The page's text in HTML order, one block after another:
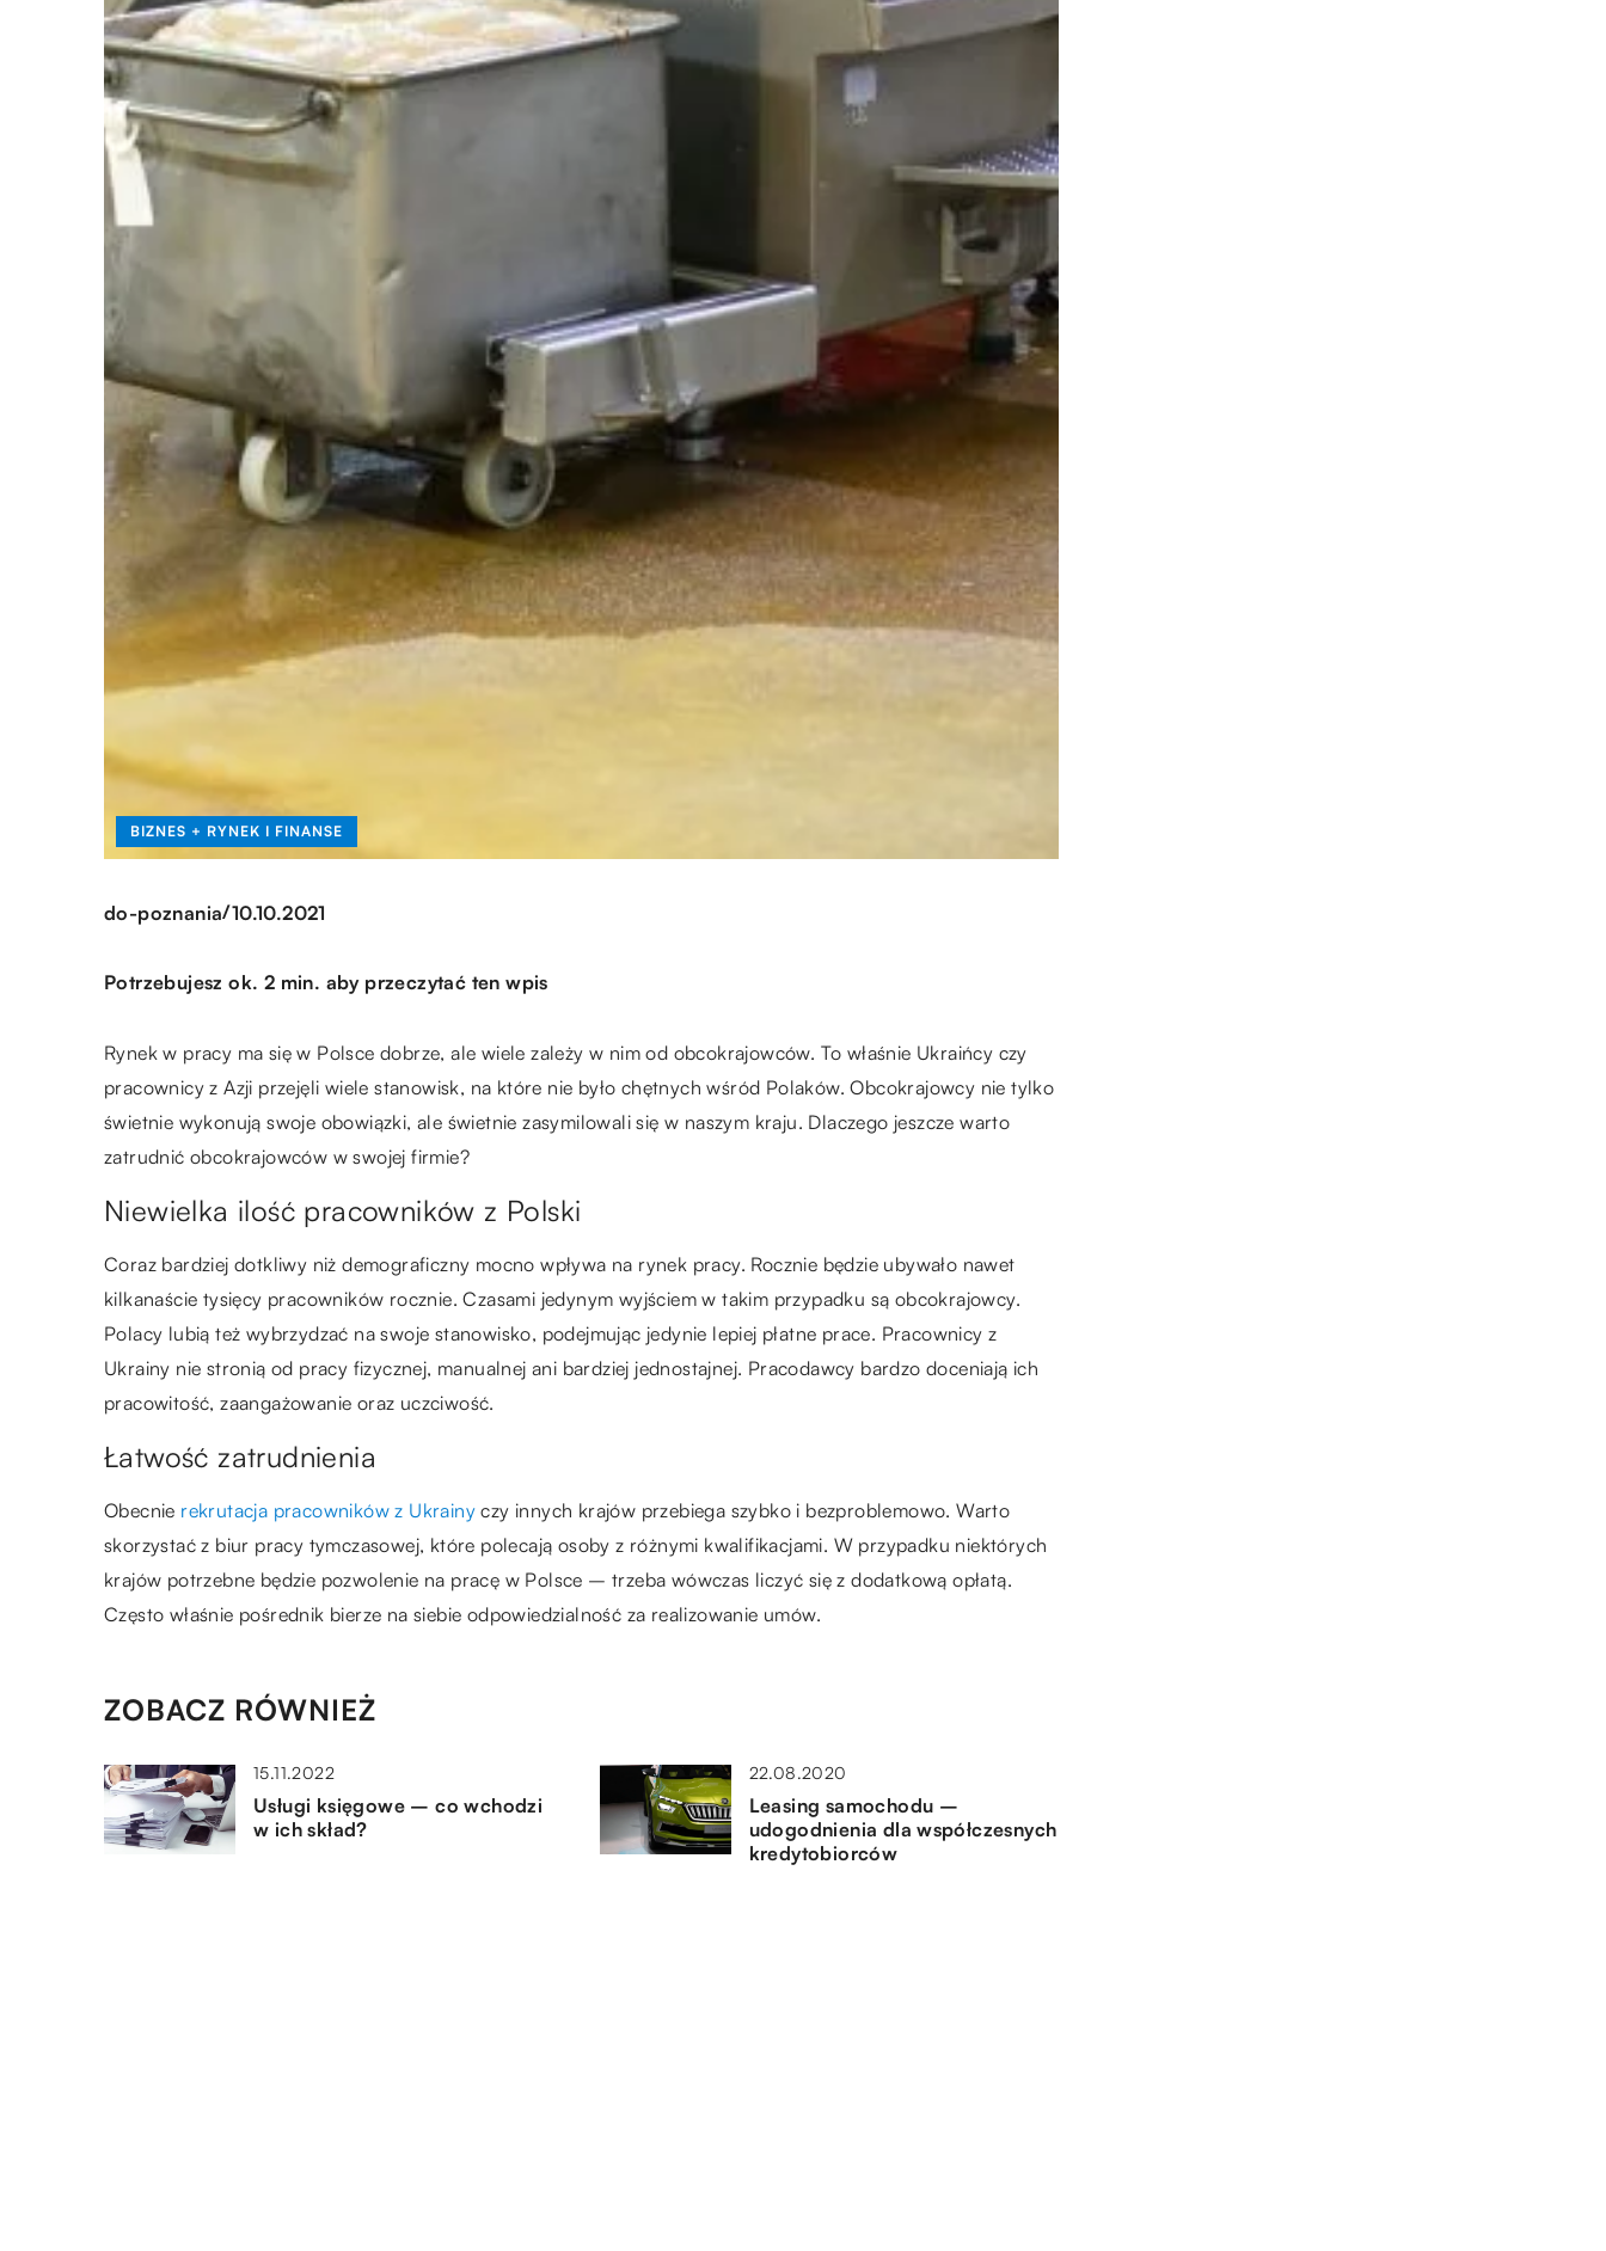
BIZNES + RYNEK I FINANSE
do-poznania/10.10.2021
Potrzebujesz ok. 2 min. aby przeczytać ten wpis
Rynek w pracy ma się w Polsce dobrze, ale wiele zależy w nim od obcokrajowców. To właśnie Ukraińcy czy
pracownicy z Azji przejęli wiele stanowisk, na które nie było chętnych wśród Polaków. Obcokrajowcy nie tylko
świetnie wykonują swoje obowiązki, ale świetnie zasymilowali się w naszym kraju. Dlaczego jeszcze warto
zatrudnić obcokrajowców w swojej firmie?
Niewielka ilość pracowników z Polski
Coraz bardziej dotkliwy niż demograficzny mocno wpływa na rynek pracy. Rocznie będzie ubywało nawet
kilkanaście tysięcy pracowników rocznie. Czasami jedynym wyjściem w takim przypadku są obcokrajowcy.
Polacy lubią też wybrzydzać na swoje stanowisko, podejmując jedynie lepiej płatne prace. Pracownicy z
Ukrainy nie stronią od pracy fizycznej, manualnej ani bardziej jednostajnej. Pracodawcy bardzo doceniają ich
pracowitość, zaangażowanie oraz uczciwość.
Łatwość zatrudnienia
Obecnie rekrutacja pracowników z Ukrainy czy innych krajów przebiega szybko i bezproblemowo. Warto
skorzystać z biur pracy tymczasowej, które polecają osoby z różnymi kwalifikacjami. W przypadku niektórych
krajów potrzebne będzie pozwolenie na pracę w Polsce – trzeba wówczas liczyć się z dodatkową opłatą.
Często właśnie pośrednik bierze na siebie odpowiedzialność za realizowanie umów.
ZOBACZ RÓWNIEŻ
15.11.2022
Usługi księgowe – co wchodzi
w ich skład?
22.08.2020
Leasing samochodu –
udogodnienia dla współczesnych
kredytobiorców